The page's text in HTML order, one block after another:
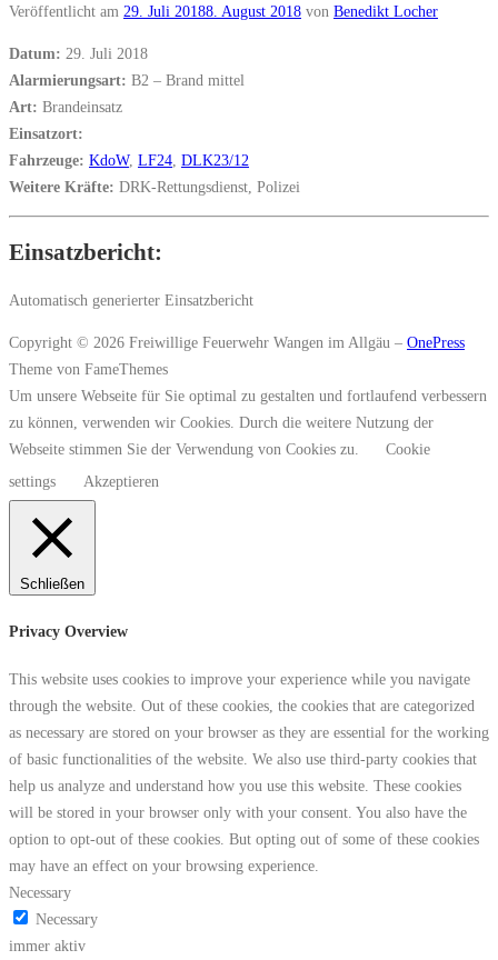
Veröffentlicht am 29. Juli 20188. August 2018 von Benedikt Locher
Datum: 29. Juli 2018
Alarmierungsart: B2 – Brand mittel
Art: Brandeinsatz
Einsatzort:
Fahrzeuge: KdoW, LF24 DLK23/12
Weitere Kräfte: DRK-Rettungsdienst, Polizei
Einsatzbericht:
Automatisch generierter Einsatzbericht
Copyright © 2026 Freiwillige Feuerwehr Wangen im Allgäu – OnePress
Theme von FameThemes
Um unsere Webseite für Sie optimal zu gestalten und fortlaufend verbessern
zu können, verwenden wir Cookies. Durch die weitere Nutzung der
Webseite stimmen Sie der Verwendung von Cookies zu.
Cookie
settings
Akzeptieren
Schließen
Privacy Overview
This website uses cookies to improve your experience while you navigate
through the website. Out of these cookies, the cookies that are categorized
as necessary are stored on your browser as they are essential for the working
of basic functionalities of the website. We also use third-party cookies that
help us analyze and understand how you use this website. These cookies
will be stored in your browser only with your consent. You also have the
option to opt-out of these cookies. But opting out of some of these cookies
may have an effect on your browsing experience.
Necessary
Necessary
immer aktiv